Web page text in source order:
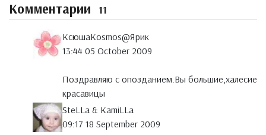
Комментарии 11
КсюшаKosmos@Ярик
13:44 05 October 2009
Поздравляю с опозданием.Вы большие,халесие
красавицы
SteLLa & KamiLLa
09:17 18 September 2009